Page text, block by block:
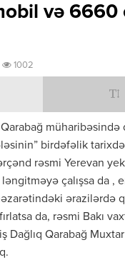
və 6660
1002
müharibəsində
birdəfəlik
rəsmi Yerevan
çalışsa da ,
ərazilərdə
da, rəsmi Bakı
Dağlıq Qarabağ